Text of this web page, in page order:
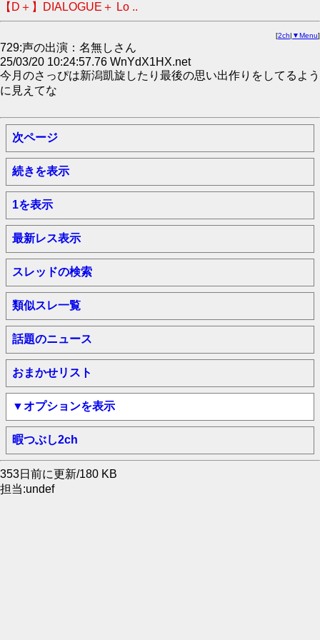
【D＋】DIALOGUE＋ Lo ..
[2ch| ▼Menu]
729:声の出演：名無しさん
25/03/20 10:24:57.76 WnYdX1HX.net
今月のさっぴは新潟凱旋したり最後の思い出作りをしてるよう
に見えてな
次ページ
続きを表示
1を表示
最新レス表示
スレッドの検索
類似スレ一覧
話題のニュース
おまかせリスト
▼オプションを表示
暇つぶし2ch
353日前に更新/180 KB
担当:undef